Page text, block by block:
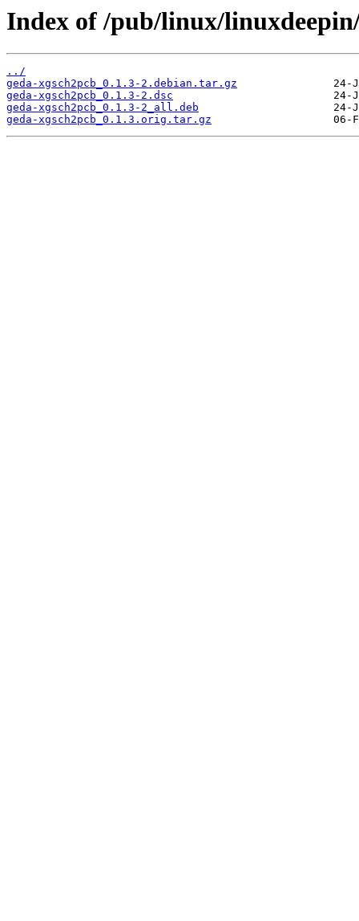
Index of /pub/linux/
../
geda-xgsch2pcb_0.1.3-2.debian.tar.gz
geda-xgsch2pcb_0.1.3-2.dsc
geda-xgsch2pcb_0.1.3-2_all.deb
geda-xgsch2pcb_0.1.3.orig.tar.gz